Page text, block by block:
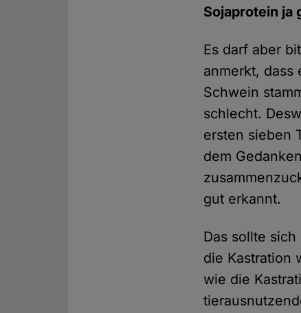
Sojaprotein
Es darf aber
anmerkt,
Schwein
schlecht.
ersten sieben
dem
gut erkannt.
Das sollte
die Kastration
wie die